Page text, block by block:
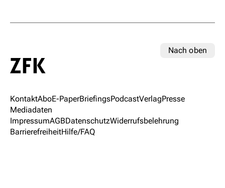
Nach oben
KontaktAboE-PaperBriefingsPodcastVerlagPresse
Mediadaten
ImpressumAGBDatenschutzWiderrufsbelehrung
BarrierefreiheitHilfe/FAQ